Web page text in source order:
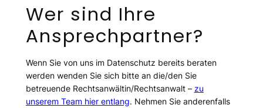
Wer sind Ihre
Ansprechpartner?
Wenn Sie von uns im Datenschutz bereits beraten
werden wenden Sie sich bitte an die/den Sie
betreuende Rechtsanwältin/Rechtsanwalt – zu
unserem Team hier entlang. Nehmen Sie anderenfalls